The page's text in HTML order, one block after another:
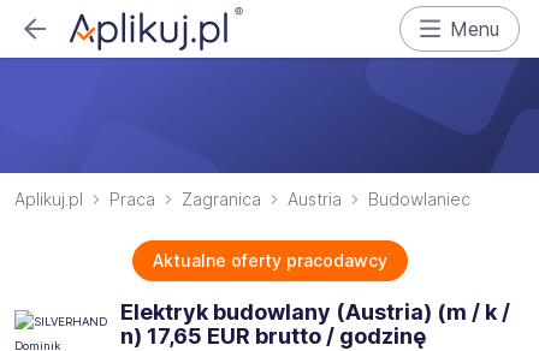
Menu
Aplikuj.pl Praca Zagranica Austria Budowlaniec
Aktualne oferty pracodawcy
Elektryk budowlany (Austria) (m / k /
n) 17,65 EUR brutto / godzinę